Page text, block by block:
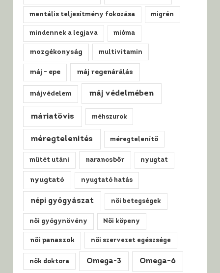
mentális teljesítmény fokozása migrén
mindennek a legjava mióma
mozgékonyság multivitamin
máj - epe máj regenárálás
májvédelem máj védelmében
máriatövis méhszurok
méregtelenítés méregtelenítő
műtét utáni narancsbőr nyugtat
nyugtató nyugtató hatás
népi gyógyászat női betegségek
női gyógynövény Női köpeny
női panaszok női szervezet egészsége
nők doktora Omega-3 Omega-6